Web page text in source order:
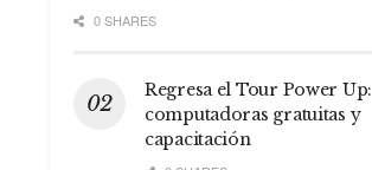
0 SHARES
Regresa el Tour Power Up:
computadoras gratuitas y
capacitación